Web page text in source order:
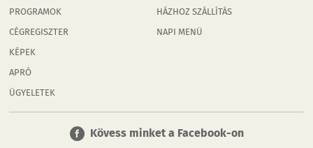
PROGRAMOK
CÉGREGISZTER
KÉPEK
APRÓ
ÜGYELETEK
HÁZHOZ SZÁLLÍTÁS
NAPI MENÜ
Kövess minket a Facebook-on